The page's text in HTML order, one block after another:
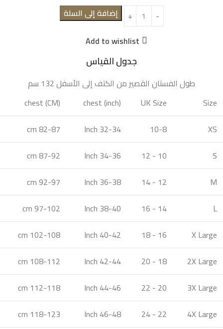
إضافة إلى السلة
Add to wishlist
جدول القياس
طول الفستان القصير من الكتف إلى الأسفل 132 سم
Size
UK Size
chest (inch)
chest (CM)
XS
10-8
32-34 Inch
82-87 cm
S
10 - 12
34-36 Inch
87-92 cm
M
12 - 14
36-38 Inch
92-97 cm
L
14 - 16
38-40 Inch
97-102 cm
X Large
16 - 18
40-42 Inch
102-108 cm
2X Large
18 - 20
42-44 Inch
108-112 cm
3X Large
20 - 22
44-46 Inch
112-118 cm
4X Large
22 - 24
46-48 Inch
118-123 cm